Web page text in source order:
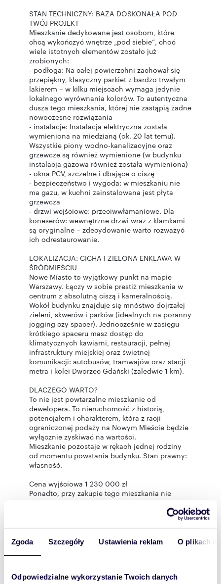
Zgoda Szczegóły Ustawienia reklam O plikach
Odpowiedzialne wykorzystanie Twoich danych
STAN TECHNICZNY: BAZA DOSKONAŁA POD
TWÓJ PROJEKT
Mieszkanie dedykowane jest osobom, które
chcą wykończyć wnętrze „pod siebie”, choć
wiele istotnych elementów zostało już
zrobionych:
- podłoga: Na całej powierzchni zachował się
przepiękny, klasyczny parkiet z bardzo trwałym
lakierem – w kilku miejscach wymaga jedynie
lokalnego wyrównania kolorów. To autentyczna
dusza tego mieszkania, której nie zastąpią żadne
nowoczesne rozwiązania
- instalacje: Instalacja elektryczna została
wymieniona na miedzianą (ok. 20 lat temu).
Wszystkie piony wodno-kanalizacyjne oraz
grzewcze są również wymienione (w budynku
instalacja gazowa również została wymieniona)
- okna PCV, szczelne i dbające o ciszę
- bezpieczeństwo i wygoda: w mieszkaniu nie
ma gazu, w kuchni zainstalowana jest płyta
grzewcza
- drzwi wejściowe: przeciwwłamaniowe. Dla
koneserów: wewnętrzne drzwi wraz z klamkami
są oryginalne – zdecydowanie warto rozważyć
ich odrestaurowanie.
LOKALIZACJA: CICHA I ZIELONA ENKLAWA W
ŚRÓDMIEŚCIU
Nowe Miasto to wyjątkowy punkt na mapie
Warszawy. Łączy w sobie prestiż mieszkania w
centrum z absolutną ciszą i kameralnością.
Wokół budynku znajduje się mnóstwo dojrzałej
zieleni, skwerów i parków (idealnych na poranny
jogging czy spacer). Jednocześnie w zasięgu
krótkiego spaceru masz dostęp do
klimatycznych kawiarni, restauracji, pełnej
infrastruktury miejskiej oraz świetnej
komunikacji: autobusów, tramwajów oraz stacji
metra i kolei Dworzec Gdański (zaledwie 1 km).
DLACZEGO WARTO?
To nie jest powtarzalne mieszkanie od
dewelopera. To nieruchomość z historią,
potencjałem i charakterem, która z racji
ograniczonej podaży na Nowym Mieście będzie
wyłącznie zyskiwać na wartości.
Mieszkanie pozostaje w rękach jednej rodziny
od momentu powstania budynku. Stan prawny:
własność.
Cena wyjściowa 1 230 000 zł
Ponadto, przy zakupie tego mieszkania nie
płacisz prowizji.
Zapraszam na prezentację. Przekonaj się sam,
Oferta wyłącznie w naszym butikowym biurze.
Pośrednik odpowiedzialny zawodowo: 14048